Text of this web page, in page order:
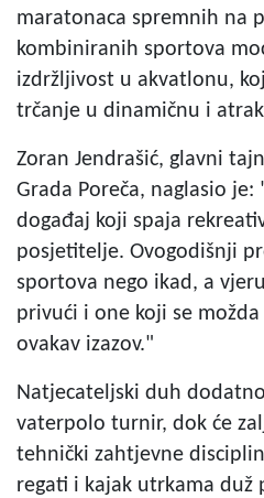
maratonaca spremnih na
kombiniranih sportova
izdržljivost u akvatlonu,
trčanje u dinamičnu i
Zoran Jendrašić, glavni
Grada Poreča, naglasio
događaj koji spaja
posjetitelje. Ovogodišnji
sportova nego ikad, a
privući i one koji se
ovakav izazov."
Natjecateljski duh
vaterpolo turnir, dok će
tehnički zahtjevne
regati i kajak utrkama duž